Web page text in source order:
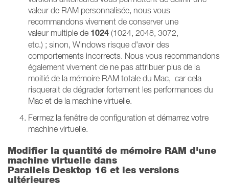
valeur de RAM personnalisée, nous vous
recommandons vivement de conserver une
valeur multiple de 1024 (1024, 2048, 3072,
etc.) ; sinon, Windows risque d'avoir des
comportements incorrects. Nous vous recommandons
également vivement de ne pas attribuer plus de la
moitié de la mémoire RAM totale du Mac, car cela
risquerait de dégrader fortement les performances du
Mac et de la machine virtuelle.
Fermez la fenêtre de configuration et démarrez votre
machine virtuelle.
Modifier la quantité de mémoire RAM d'une
machine virtuelle dans
Parallels Desktop 16 et les versions
ultérieures